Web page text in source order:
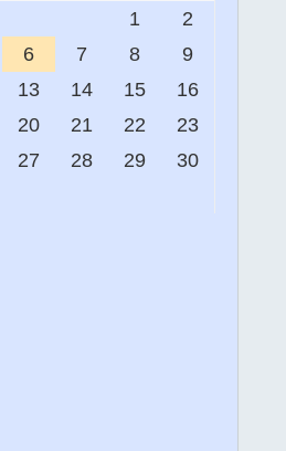
1
2
6 7 8
9
13 14 15
16
20 21 22
23
27 28 29
30